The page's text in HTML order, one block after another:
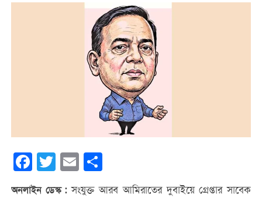
Facebook
Twitter Email
অনলাইন ডেস্ক : সংযুক্ত আরব আমিরাতের দুবাইয়ে গ্রেপ্তার সাবেক